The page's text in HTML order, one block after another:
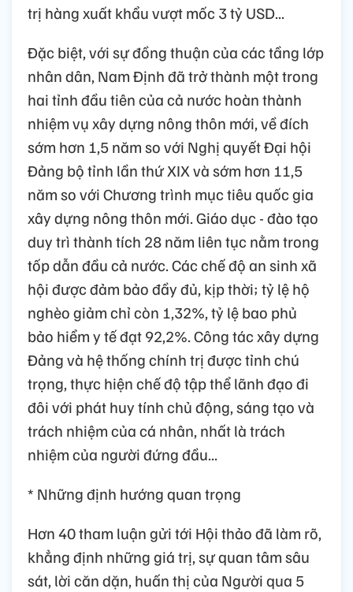
trị hàng xuất khẩu vượt mốc 3 tỷ USD...
Đặc biệt, với sự đồng thuận của các tầng lớp
nhân dân, Nam Định đã trở thành một trong
hai tỉnh đầu tiên của cả nước hoàn thành
nhiệm vụ xây dựng nông thôn mới, về đích
sớm hơn 1,5 năm so với Nghị quyết Đại hội
Đảng bộ tỉnh lần thứ XIX và sớm hơn 11,5
năm so với Chương trình mục tiêu quốc gia
xây dựng nông thôn mới. Giáo dục - đào tạo
duy trì thành tích 28 năm liên tục nằm trong
tốp dẫn đầu cả nước. Các chế độ an sinh xã
hội được đảm bảo đầy đủ, kịp thời; tỷ lệ hộ
nghèo giảm chỉ còn 1,32%, tỷ lệ bao phủ
bảo hiểm y tế đạt 92,2%. Công tác xây dựng
Đảng và hệ thống chính trị được tỉnh chú
trọng, thực hiện chế độ tập thể lãnh đạo đi
đôi với phát huy tính chủ động, sáng tạo và
trách nhiệm của cá nhân, nhất là trách
nhiệm của người đứng đầu...
* Những định hướng quan trọng
Hơn 40 tham luận gửi tới Hội thảo đã làm rõ,
khẳng định những giá trị, sự quan tâm sâu
sát, lời căn dặn, huấn thị của Người qua 5